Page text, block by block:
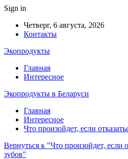
Sign in
Четверг, 6 августа, 2026
Контакты
Экопродукты
Главная
Интересное
Экопродукты в Беларуси
Главная
Интересное
Что произойдет, если
Вернуться к "Что произойдет, если
зубов"